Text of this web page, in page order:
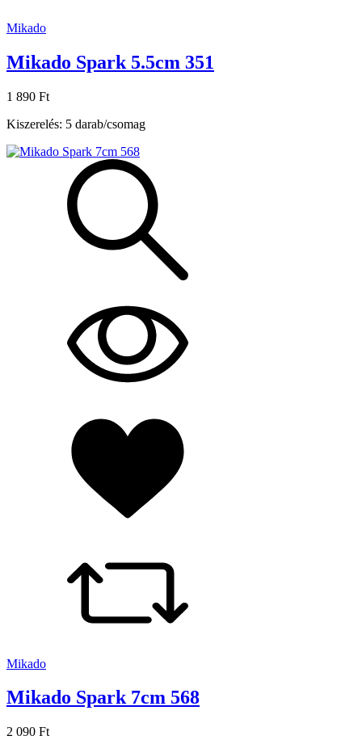
Mikado
Mikado Spark 5.5cm 351
1 890 Ft
Kiszerelés: 5 darab/csomag
Mikado
Mikado Spark 7cm 568
2 090 Ft